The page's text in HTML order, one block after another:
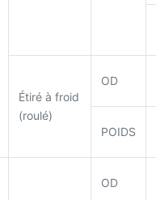
Étiré à froid
(roulé)
OD
POIDS
OD